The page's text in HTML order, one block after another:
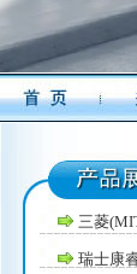
三菱
瑞士康